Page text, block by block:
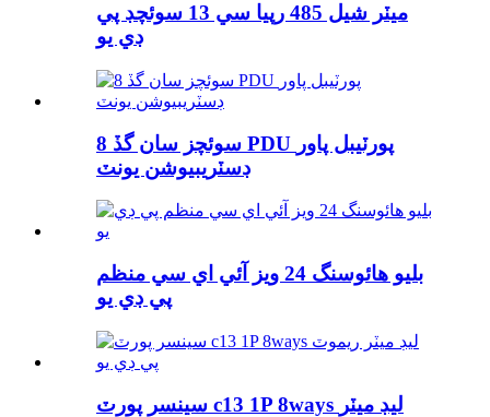
ميٽر شيل 485 رپيا سي 13 سوئچڊ پي
ڊي يو
8 سوئچز سان گڏ PDU پورٽيبل پاور
ڊسٽريبيوشن يونٽ
بليو هائوسنگ 24 ويز آئي اي سي منظم
پي ڊي يو
سينسر پورٽ c13 1P 8ways ليڊ ميٽر